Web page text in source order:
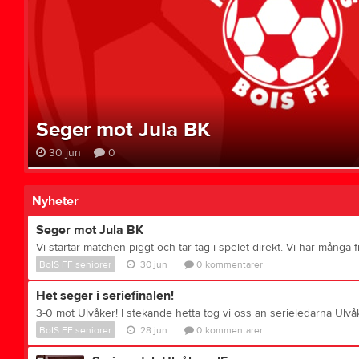
Seger mot Jula BK
30 jun 0
Nyheter
Seger mot Jula BK
BoIS FF seniorer 30 jun 0 kommentarer
Het seger i seriefinalen!
BoIS FF seniorer 28 jun 0 kommentarer